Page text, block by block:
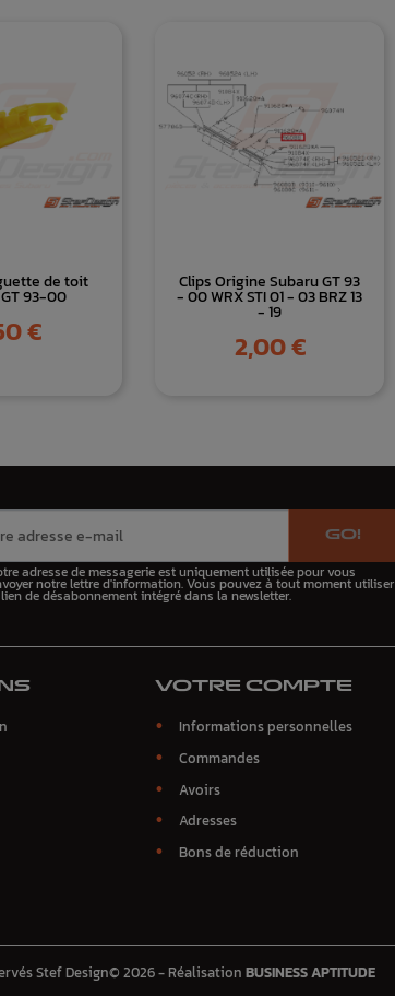
de toit
93-00
€
Clips Origine Subaru GT 93
- 00 WRX STI 01 - 03 BRZ 13
- 19
Prix
2,00 €
GO!
adresse de messagerie est uniquement utilisée pour vous
notre lettre d'information. Vous pouvez à tout moment utiliser
de désabonnement intégré dans la newsletter.
VOTRE COMPTE
Informations personnelles
Commandes
Avoirs
Adresses
Bons de réduction
Stef Design© 2026 - Réalisation BUSINESS APTITUDE